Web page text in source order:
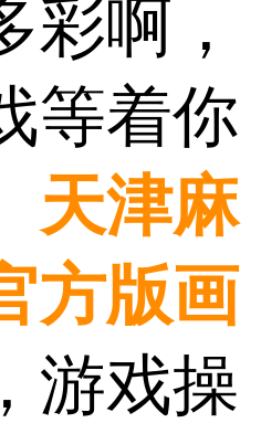
彩啊，
等着你
天津麻
方版画
游戏操